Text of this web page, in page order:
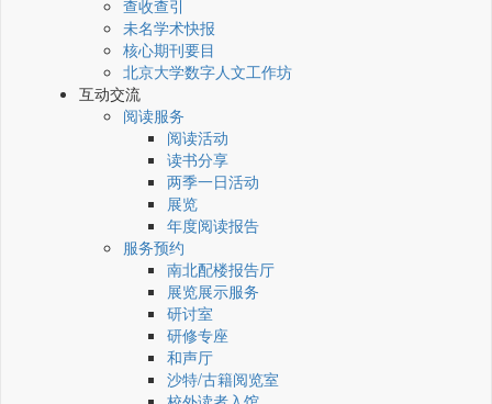
查收查引
未名学术快报
核心期刊要目
北京大学数字人文工作坊
互动交流
阅读服务
阅读活动
读书分享
两季一日活动
展览
年度阅读报告
服务预约
南北配楼报告厅
展览展示服务
研讨室
研修专座
和声厅
沙特/古籍阅览室